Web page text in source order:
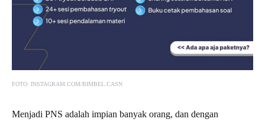
FOTO: INSTAGRAM.COM/BIMBEL.CASN
Menjadi PNS adalah impian banyak orang, dan dengan